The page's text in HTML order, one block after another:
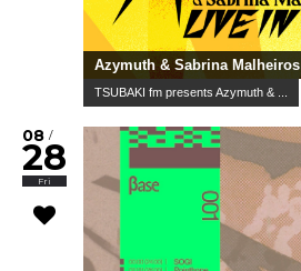
Azymuth & Sabrina Malheiros
TSUBAKI fm presents Azymuth & ...
08 /
28
Fri